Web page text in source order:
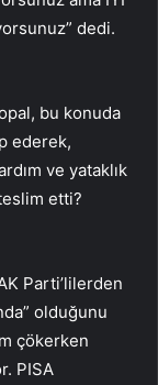
dedi.
bu konuda
ederek,
ve yataklık
etti?
Parti’lilerden
olduğunu
çökerken
PISA